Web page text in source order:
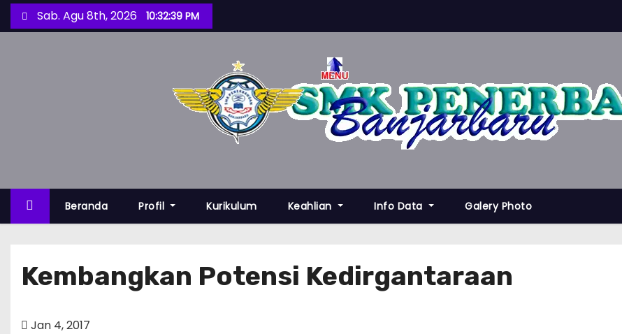
k
t
n
Sab. Agu 8th, 2026 10:32:40 PM
Beranda Profil Kurikulum Keahlian Info Data Galery Photo
Kembangkan Potensi Kedirgantaraan
Jan 4, 2017